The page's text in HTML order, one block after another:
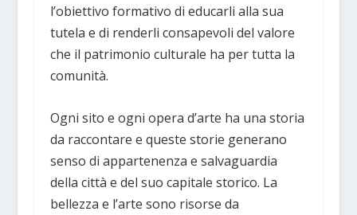
l’obiettivo formativo di educarli alla sua
tutela e di renderli consapevoli del valore
che il patrimonio culturale ha per tutta la
comunità.
Ogni sito e ogni opera d’arte ha una storia
da raccontare e queste storie generano
senso di appartenenza e salvaguardia
della città e del suo capitale storico. La
bellezza e l’arte sono risorse da